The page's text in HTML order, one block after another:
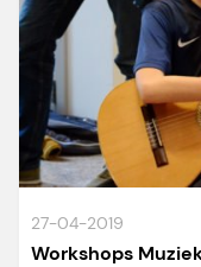
27-04-2019
Workshops